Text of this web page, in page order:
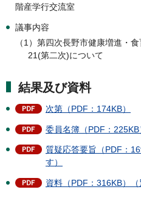
階産学行交流室
議事内容
（1）第四次長野市健康増進・
21(第二次)について
結果及び資料
次第（PDF：174KB）
委員名簿（PDF：225KB
質疑応答要旨（PDF：
す）
資料（PDF：316KB）（